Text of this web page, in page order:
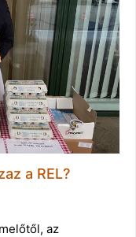
a REL?
az